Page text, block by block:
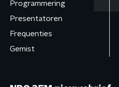
Programmering
Presentatoren
Frequenties
Gemist